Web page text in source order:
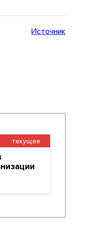
Источник
текущее